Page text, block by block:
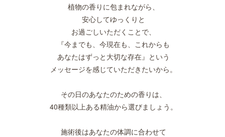
植物の香りに包まれながら、
安心してゆっくりと
お過ごしいただくことで、
『今までも、今現在も、これからも
あなたはずっと大切な存在』という
メッセージを感じていただきたいから。
その日のあなたのための香りは、
40種類以上ある精油から選びましょう。
施術後はあなたの体調に合わせて